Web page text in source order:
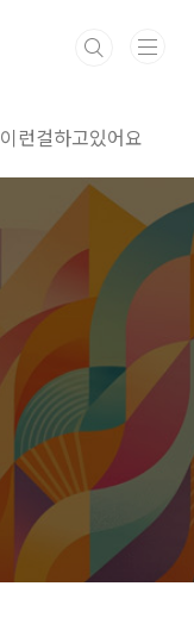
이런걸하고있어요